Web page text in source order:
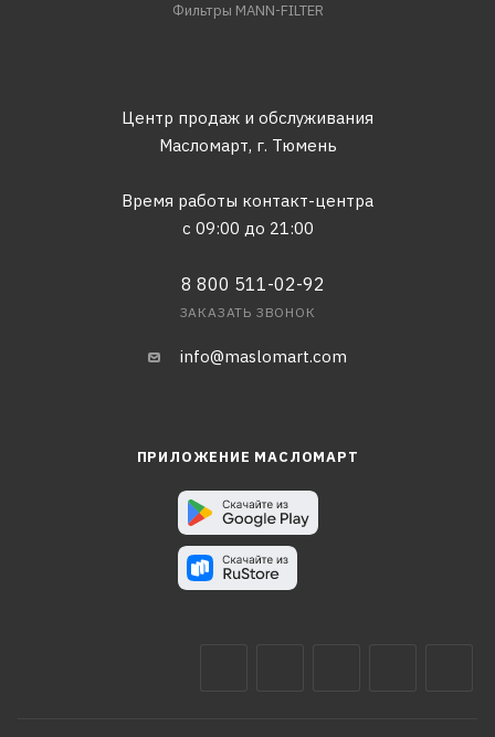
Фильтры MANN-FILTER
Центр продаж и обслуживания
Масломарт, г. Тюмень
Время работы контакт-центра
с 09:00 до 21:00
8 800 511-02-92
ЗАКАЗАТЬ ЗВОНОК
info@maslomart.com
ПРИЛОЖЕНИЕ МАСЛОМАРТ